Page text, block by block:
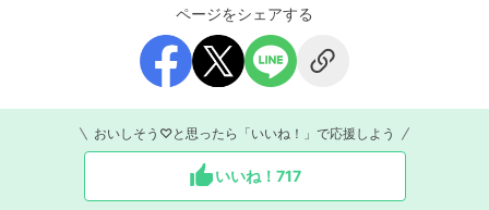
ページをシェアする
おいしそう♡と思ったら「いいね！」で応援しよう
いいね！ 717